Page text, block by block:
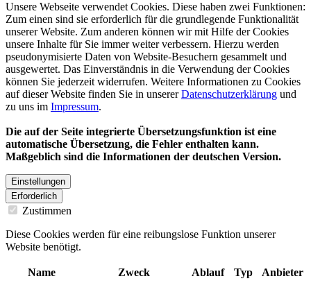
Unsere Webseite verwendet Cookies. Diese haben zwei Funktionen:
Zum einen sind sie erforderlich für die grundlegende Funktionalität
unserer Website. Zum anderen können wir mit Hilfe der Cookies
unsere Inhalte für Sie immer weiter verbessern. Hierzu werden
pseudonymisierte Daten von Website-Besuchern gesammelt und
ausgewertet. Das Einverständnis in die Verwendung der Cookies
können Sie jederzeit widerrufen. Weitere Informationen zu Cookies
auf dieser Website finden Sie in unsererDatenschutzerklärung und
zu uns im Impressum.
Die auf der Seite integrierte Übersetzungsfunktion ist eine
automatische Übersetzung, die Fehler enthalten kann.
Maßgeblich sind die Informationen der deutschen Version.
Einstellungen
Erforderlich
Zustimmen
Diese Cookies werden für eine reibungslose Funktion unserer
Website benötigt.
Name Zweck Ablauf Typ Anbieter